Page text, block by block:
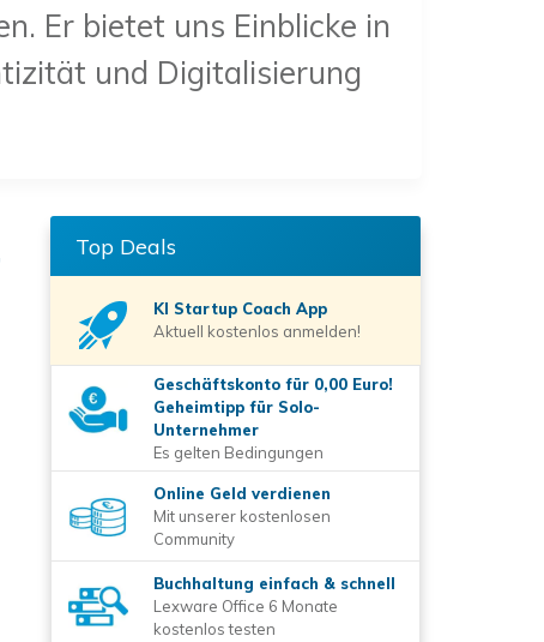
Er bietet uns Einblicke in
und Digitalisierung
Top Deals
KI Startup Coach App
Aktuell kostenlos anmelden!
Geschäftskonto für 0,00 Euro!
Geheimtipp für Solo-
Unternehmer
Es gelten Bedingungen
Online Geld verdienen
Mit unserer kostenlosen
Community
Buchhaltung einfach & schnell
Lexware Office 6 Monate
kostenlos testen